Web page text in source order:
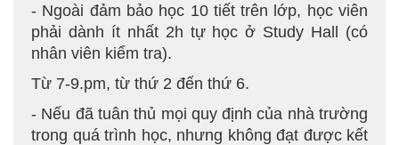
- Ngoài đảm bảo học 10 tiết trên lớp, học viên
phải dành ít nhất 2h tự học ở Study Hall (có
nhân viên kiểm tra).
Từ 7-9.pm, từ thứ 2 đến thứ 6.
- Nếu đã tuân thủ mọi quy định của nhà trường
trong quá trình học, nhưng không đạt được kết